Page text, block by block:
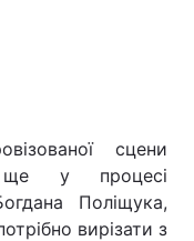
сцени
у процесі
Поліщука,
вирізати з